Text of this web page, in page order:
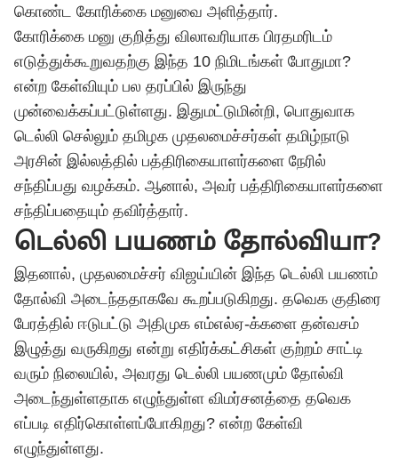
கொண்ட கோரிக்கை மனுவை அளித்தார்.
கோரிக்கை மனு குறித்து விலாவரியாக பிரதமரிடம்
எடுத்துக்கூறுவதற்கு இந்த 10 நிமிடங்கள் போதுமா?
என்ற கேள்வியும் பல தரப்பில் இருந்து
முன்வைக்கப்பட்டுள்ளது. இதுமட்டுமின்றி, பொதுவாக
டெல்லி செல்லும் தமிழக முதலமைச்சர்கள் தமிழ்நாடு
அரசின் இல்லத்தில் பத்திரிகையாளர்களை நேரில்
சந்திப்பது வழக்கம். ஆனால், அவர் பத்திரிகையாளர்களை
சந்திப்பதையும் தவிர்த்தார்.
டெல்லி பயணம் தோல்வியா?
இதனால், முதலமைச்சர் விஜய்யின் இந்த டெல்லி பயணம்
தோல்வி அடைந்ததாகவே கூறப்படுகிறது. தவெக குதிரை
பேரத்தில் ஈடுபட்டு அதிமுக எம்எல்ஏ-க்களை தன்வசம்
இழுத்து வருகிறது என்று எதிர்க்கட்சிகள் குற்றம் சாட்டி
வரும் நிலையில், அவரது டெல்லி பயணமும் தோல்வி
அடைந்துள்ளதாக எழுந்துள்ள விமர்சனத்தை தவெக
எப்படி எதிர்கொள்ளப்போகிறது? என்ற கேள்வி
எழுந்துள்ளது.